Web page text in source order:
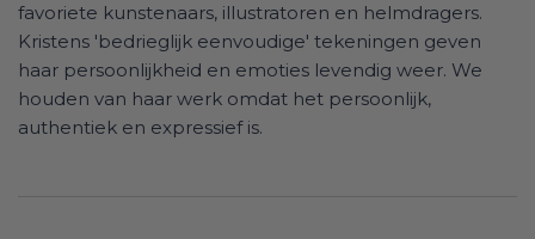
favoriete kunstenaars, illustratoren en helmdragers.
Kristens 'bedrieglijk eenvoudige' tekeningen geven
haar persoonlijkheid en emoties levendig weer. We
houden van haar werk omdat het persoonlijk,
authentiek en expressief is.